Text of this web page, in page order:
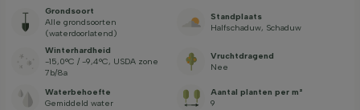
Grondsoort
Alle grondsoorten
(waterdoorlatend)
Standplaats
Halfschaduw, Schaduw
Winterhardheid
-15,0°C / -9,4°C, USDA zone
7b/8a
Vruchtdragend
Nee
Waterbehoefte
Gemiddeld water
Aantal planten per m²
9